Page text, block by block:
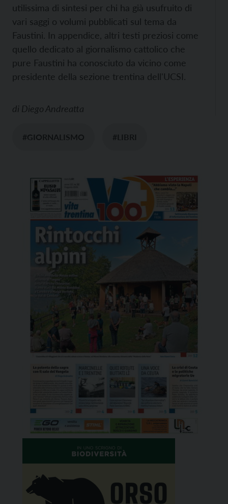
utilissima di sintesi per chi ha già usufruito di
vari saggi o volumi pubblicati sul tema da
Faustini. In appendice, altri testi preziosi come
quello dedicato al giornalismo cattolico che
pure Faustini ha conosciuto da vicino come
presidente della sezione trentina dell'UCSI.
di Diego Andreatta
#GIORNALISMO #LIBRI